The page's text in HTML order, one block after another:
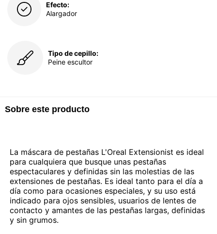
Efecto:
Alargador
Tipo de cepillo:
Peine escultor
Sobre este producto
La máscara de pestañas L'Oreal Extensionist es ideal
para cualquiera que busque unas pestañas
espectaculares y definidas sin las molestias de las
extensiones de pestañas. Es ideal tanto para el día a
día como para ocasiones especiales, y su uso está
indicado para ojos sensibles, usuarios de lentes de
contacto y amantes de las pestañas largas, definidas
y sin grumos.